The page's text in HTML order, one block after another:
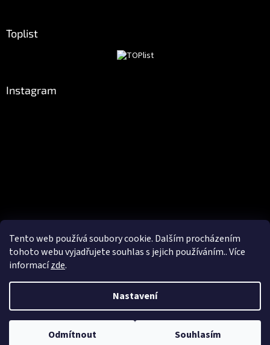
Tento web používá soubory cookie. Dalším procházením
tohoto webu vyjadřujete souhlas s jejich používáním.. Více
informacízde.
Nastavení
Odmítnout Souhlasím
Toplist
Instagram
Sledovat na Instagramu
Vytvořil Shoptet
Copyright 2026Czechrocks.cz. Všechna práva vyhrazena.Upravit